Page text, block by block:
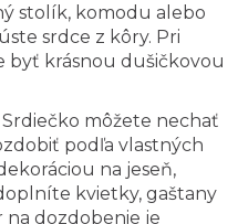
stolík, komodu alebo
srdce z kôry. Pri
byť krásnou dušičkovou
Srdiečko môžete nechať
podľa vlastných
na jeseň,
kvietky, gaštany
na dozdobenie je